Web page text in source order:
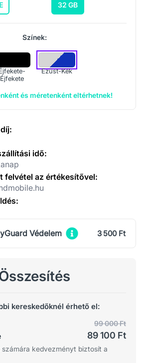
32 GB
Színek:
Éjfekete
Ezüst-Kék
és méretenként eltérhetnek!
idő:
felvétel az értékesítővel:
Védelem 3 500 Ft
kereskedőknél érhető el:
99 000 Ft
89 100 Ft
kedvezményt biztosít a